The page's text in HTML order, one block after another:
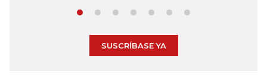
SUSCRÍBASE YA